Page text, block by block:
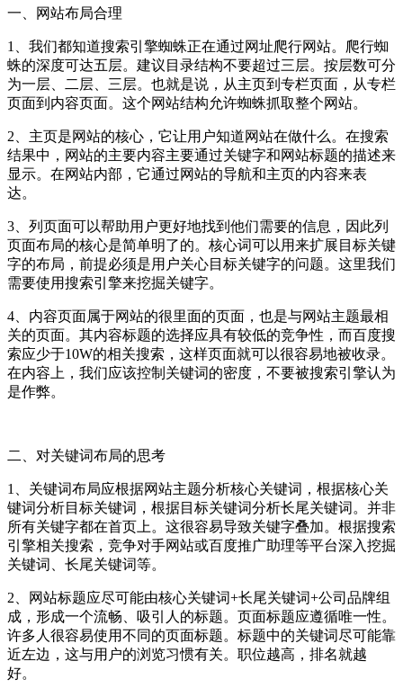
一、网站布局合理
1、我们都知道搜索引擎蜘蛛正在通过网址爬行网站。爬行蜘
蛛的深度可达五层。建议目录结构不要超过三层。按层数可分
为一层、二层、三层。也就是说，从主页到专栏页面，从专栏
页面到内容页面。这个网站结构允许蜘蛛抓取整个网站。
2、主页是网站的核心，它让用户知道网站在做什么。在搜索
结果中，网站的主要内容主要通过关键字和网站标题的描述来
显示。在网站内部，它通过网站的导航和主页的内容来表
达。
3、列页面可以帮助用户更好地找到他们需要的信息，因此列
页面布局的核心是简单明了的。核心词可以用来扩展目标关键
字的布局，前提必须是用户关心目标关键字的问题。这里我们
需要使用搜索引擎来挖掘关键字。
4、内容页面属于网站的很里面的页面，也是与网站主题最相
关的页面。其内容标题的选择应具有较低的竞争性，而百度搜
索应少于10W的相关搜索，这样页面就可以很容易地被收录。
在内容上，我们应该控制关键词的密度，不要被搜索引擎认为
是作弊。
二、对关键词布局的思考
1、关键词布局应根据网站主题分析核心关键词，根据核心关
键词分析目标关键词，根据目标关键词分析长尾关键词。并非
所有关键字都在首页上。这很容易导致关键字叠加。根据搜索
引擎相关搜索，竞争对手网站或百度推广助理等平台深入挖掘
关键词、长尾关键词等。
2、网站标题应尽可能由核心关键词+长尾关键词+公司品牌组
成，形成一个流畅、吸引人的标题。页面标题应遵循唯一性。
许多人很容易使用不同的页面标题。标题中的关键词尽可能靠
近左边，这与用户的浏览习惯有关。职位越高，排名就越
好。